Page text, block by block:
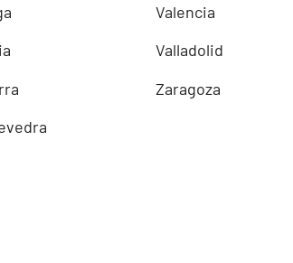
Valencia
Valladolid
Zaragoza